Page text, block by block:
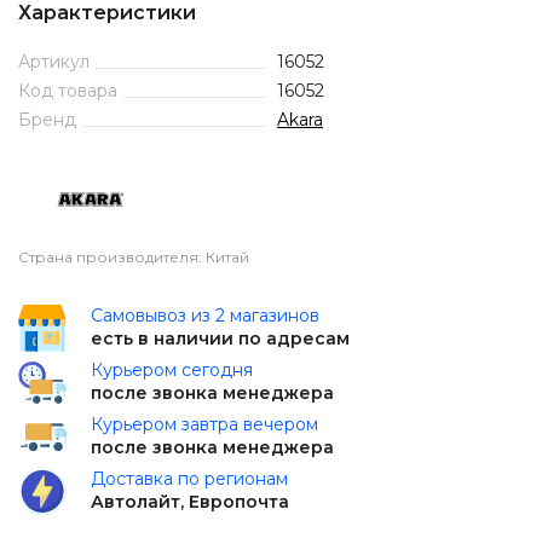
Характеристики
Артикул
16052
Код товара
16052
Бренд
Akara
Страна производителя: Китай
Самовывоз из 2 магазинов
есть в наличии по адресам
Курьером сегодня
после звонка менеджера
Курьером завтра вечером
после звонка менеджера
Доставка по регионам
Автолайт, Европочта